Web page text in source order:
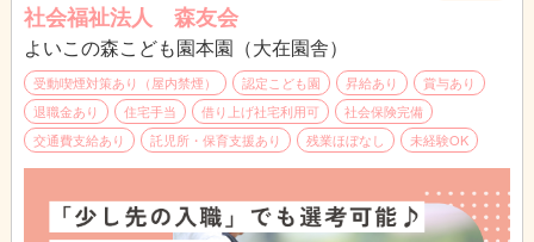
社会福祉法人 森友会
よいこの森こども園本園（大在園舎）
受動喫煙対策あり（屋内禁煙） 認定こども園 昇給あり
賞与あり
退職金あり
住宅手当 借り上げ社宅利用可
社会保険完備
交通費支給あり
託児所・保育支援あり 残業ほぼなし 未経験OK